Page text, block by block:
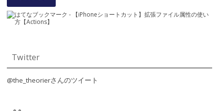
Twitter
@the_theorierさんのツイート